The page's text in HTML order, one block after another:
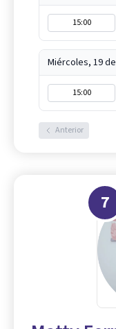
15:00
Miércoles, 19
15:00
Anterior
7